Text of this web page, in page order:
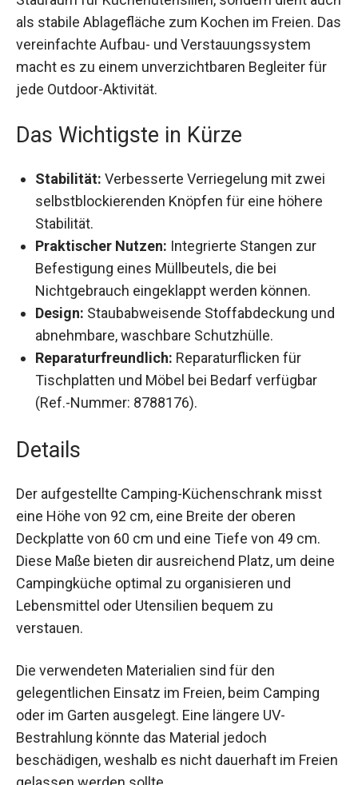
auch als stabile Ablagefläche zum Kochen im
Freien. Das vereinfachte Aufbau- und
Verstauungssystem macht es zu einem
unverzichtbaren Begleiter für jede Outdoor-
Aktivität.
Das Wichtigste in Kürze
Stabilität: Verbesserte Verriegelung mit zwei
selbstblockierenden Knöpfen für eine höhere
Stabilität.
Praktischer Nutzen: Integrierte Stangen zur
Befestigung eines Müllbeutels, die bei
Nichtgebrauch eingeklappt werden können.
Design: Staubabweisende Stoffabdeckung
und abnehmbare, waschbare Schutzhülle.
Reparaturfreundlich: Reparaturflicken für
Tischplatten und Möbel bei Bedarf verfügbar
(Ref.-Nummer: 8788176).
Details
Der aufgestellte Camping-Küchenschrank misst
eine Höhe von 92 cm, eine Breite der oberen
Deckplatte von 60 cm und eine Tiefe von 49 cm.
Diese Maße bieten dir ausreichend Platz, um
deine Campingküche optimal zu organisieren und
Lebensmittel oder Utensilien bequem zu
verstauen.
Die verwendeten Materialien sind für den
gelegentlichen Einsatz im Freien, beim Camping
oder im Garten ausgelegt. Eine längere UV-
Bestrahlung könnte das Material jedoch
beschädigen, weshalb es nicht dauerhaft im